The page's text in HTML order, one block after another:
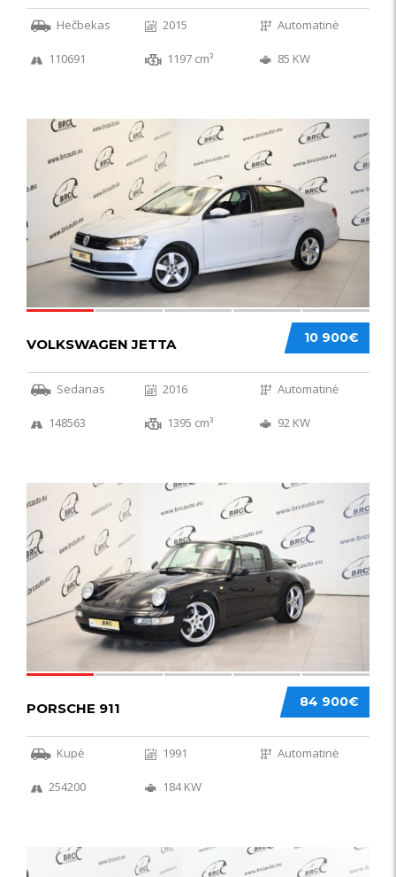
Hečbekas 2015 Automatinė
110691 1197 cm³ 85 KW
49
10 900€
VOLKSWAGEN JETTA
Sedanas 2016 Automatinė
148563 1395 cm³ 92 KW
59
84 900€
PORSCHE 911
Kupė 1991 Automatinė
254200 184 KW
56